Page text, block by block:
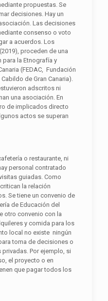
propuestas. Se
decisiones. Hay un
Las decisiones
consenso o voto
a acuerdos. Los
proceden de una
para la Etnografía y
(FEDAC, Fundación
de Gran Canaria).
adscritos ni
una asociación. En
de implicados directo
actos se superan
o restaurante, ni
personal contratado
guiadas. Como
la relación
Se tiene un convenio de
de Educación del
otro convenio con la
y comida para los
local no existe ningún
toma de decisiones o
Por ejemplo, si
el proyecto o en
que pagar todos los